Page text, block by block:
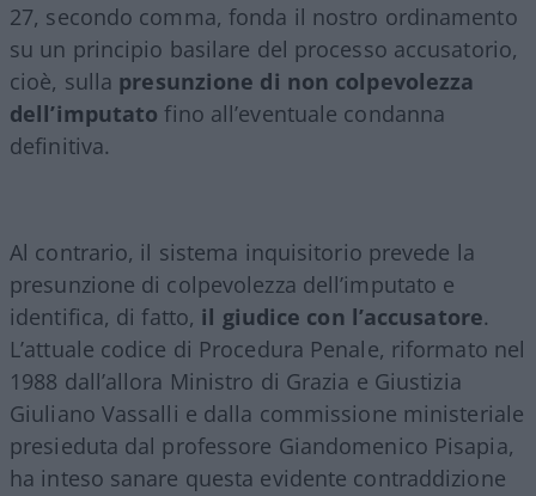
27, secondo comma, fonda il nostro ordinamento
su un principio basilare del processo accusatorio,
cioè, sulla presunzione di non colpevolezza
dell’imputato fino all’eventuale condanna
definitiva.
Al contrario, il sistema inquisitorio prevede la
presunzione di colpevolezza dell’imputato e
identifica, di fatto, il giudice con l’accusatore.
L’attuale codice di Procedura Penale, riformato nel
1988 dall’allora Ministro di Grazia e Giustizia
Giuliano Vassalli e dalla commissione ministeriale
presieduta dal professore Giandomenico Pisapia,
ha inteso sanare questa evidente contraddizione